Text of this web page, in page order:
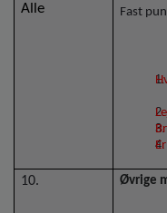
Alle Fast
10. Øvrige